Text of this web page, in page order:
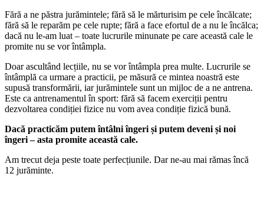
Fără a ne păstra jurămintele; fără să le mărturisim pe cele încălcate;
fără să le reparăm pe cele rupte; fără a face efortul de a nu le încălca;
dacă nu le-am luat – toate lucrurile minunate pe care această cale le
promite nu se vor întâmpla.
Doar ascultând lecțiile, nu se vor întâmpla prea multe. Lucrurile se
întâmplă ca urmare a practicii, pe măsură ce mintea noastră este
supusă transformării, iar jurămintele sunt un mijloc de a ne antrena.
Este ca antrenamentul în sport: fără să facem exerciții pentru
dezvoltarea condiției fizice nu vom avea condiție fizică bună.
Dacă practicăm putem întâlni îngeri și putem deveni și noi
îngeri – asta promite această cale.
Am trecut deja peste toate perfecțiunile. Dar ne-au mai rămas încă
12 jurăminte.